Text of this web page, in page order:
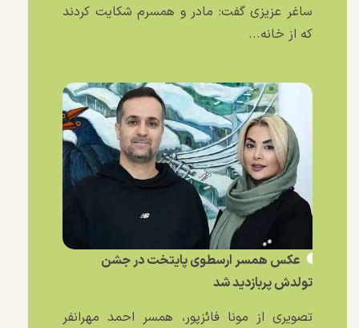
ساغر عزیزی گفت: مادر و همسرم شکایت کردند
که از خانه...
عکس همسر ارسطوی پایتخت در جشن
تولدش پربازدید شد
تصویری از مونا فائزپور، همسر احمد مهرانفر